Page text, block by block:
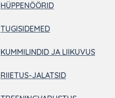
HÜPPENÖÖRID
TUGISIDEMED
KUMMILINDID JA LIIKUVUS
RIIETUS-JALATSID